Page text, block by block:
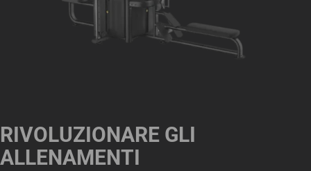
RIVOLUZIONARE GLI
ALLENAMENTI